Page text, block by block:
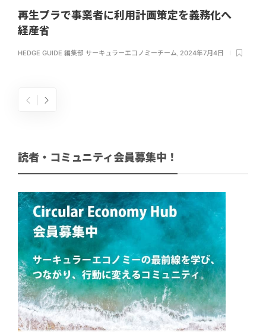
再生プラで事業者に利用計画策定を義務化へ
経産省
HEDGE GUIDE 編集部 サーキュラーエコノミーチーム, 2024年7月4日
読者・コミュニティ会員募集中！